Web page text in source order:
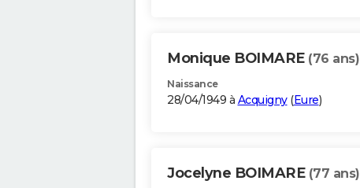
Monique BOIMARE (76 ans)
Naissance
28/04/1949 à Acquigny(Eure)
Jocelyne BOIMARE (77 ans)